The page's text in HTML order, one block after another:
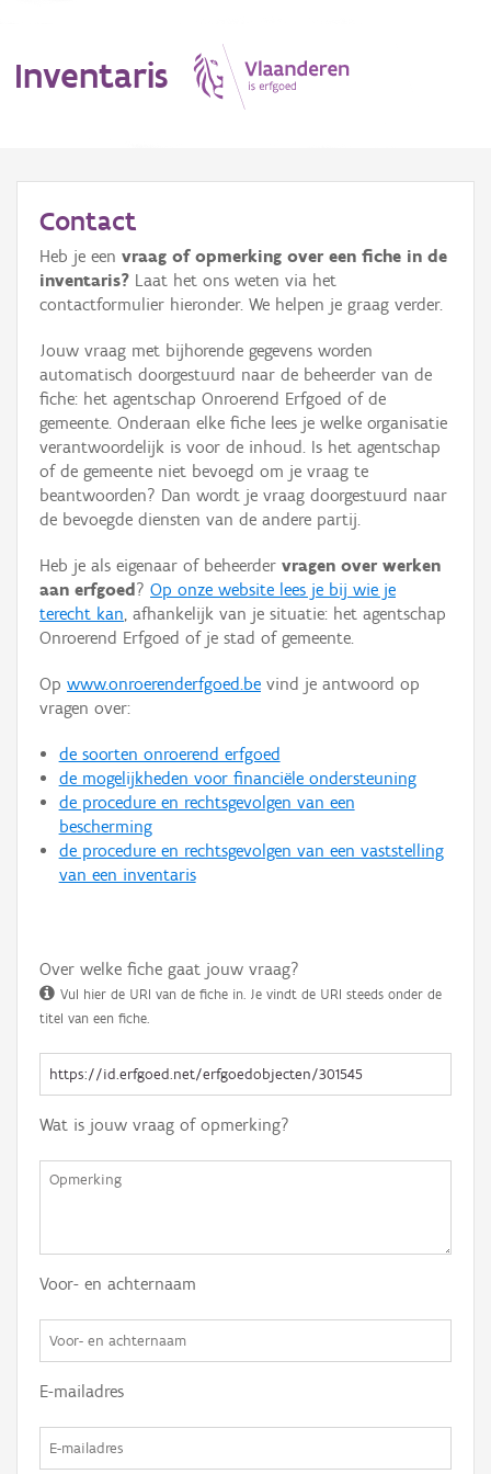
Inventaris
Erfgoedobject
Aanduidingsobject
Waarneming
Thema
Gebeurtenis
Persoon of collectief
Hergebruik
Aanmelden
Contact
Heb je een vraag of opmerking over een fiche in de
inventaris? Laat het ons weten via het
contactformulier hieronder. We helpen je graag verder.
Jouw vraag met bijhorende gegevens worden
automatisch doorgestuurd naar de beheerder van de
fiche: het agentschap Onroerend Erfgoed of de
gemeente. Onderaan elke fiche lees je welke organisatie
verantwoordelijk is voor de inhoud. Is het agentschap
of de gemeente niet bevoegd om je vraag te
beantwoorden? Dan wordt je vraag doorgestuurd naar
de bevoegde diensten van de andere partij.
Heb je als eigenaar of beheerder vragen over werken
aan erfgoed ? Op onze website lees je bij wie je
terecht kan, afhankelijk van je situatie: het agentschap
Onroerend Erfgoed of je stad of gemeente.
Op www.onroerenderfgoed.be vind je antwoord op
vragen over:
de soorten onroerend erfgoed
de mogelijkheden voor financiële ondersteuning
de procedure en rechtsgevolgen van een
bescherming
de procedure en rechtsgevolgen van een vaststelling
van een inventaris
Over welke fiche gaat jouw vraag?
Vul hier de URI van de fiche in. Je vindt de URI steeds onder de
titel van een fiche.
Wat is jouw vraag of opmerking?
Voor- en achternaam
E-mailadres